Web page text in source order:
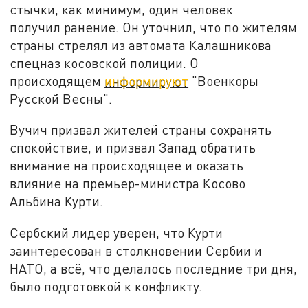
стычки, как минимум, один человек
получил ранение. Он уточнил, что по жителям
страны стрелял из автомата Калашникова
спецназ косовской полиции. О
происходящем информируют "Военкоры
Русской Весны".
Вучич призвал жителей страны сохранять
спокойствие, и призвал Запад обратить
внимание на происходящее и оказать
влияние на премьер-министра Косово
Альбина Курти.
Сербский лидер уверен, что Курти
заинтересован в столкновении Сербии и
НАТО, а всё, что делалось последние три дня,
было подготовкой к конфликту.